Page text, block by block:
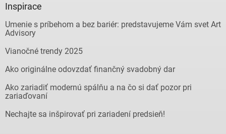
Inspirace
Umenie s príbehom a bez bariér: predstavujeme Vám svet Art
Advisory
Vianočné trendy 2025
Ako originálne odovzdať finančný svadobný dar
Ako zariadiť modernú spálňu a na čo si dať pozor pri
zariaďovaní
Nechajte sa inšpirovať pri zariadení predsieň!